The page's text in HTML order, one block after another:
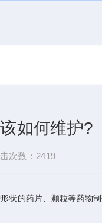
如何维护?
次数：2419
的药片、颗粒等药物制